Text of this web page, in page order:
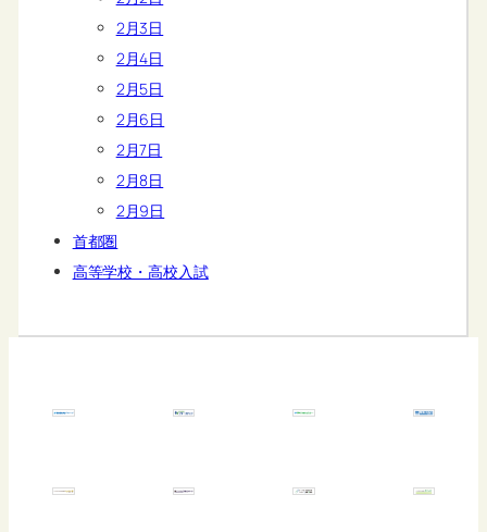
2月3日
2月4日
2月5日
2月6日
2月7日
2月8日
2月9日
首都圏
高等学校・高校入試